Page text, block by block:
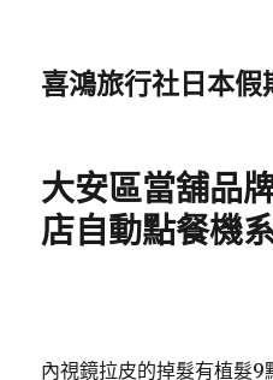
喜鴻旅行社日本假
大安區當舖品
店自動點餐機
內視鏡拉皮的掉髮有植髮9